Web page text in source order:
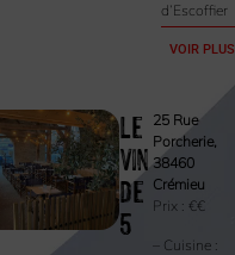
d’Escoffier
VOIR PLUS
Le
Vin
de
5
25 Rue
Porcherie,
38460
Crémieu
Prix : €€
– Cuisine :